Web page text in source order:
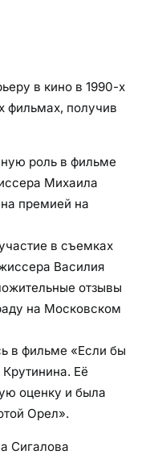
в кино в 1990-х
фильмах, получив
роль в фильме
Михаила
премией на
в съемках
Василия
отзывы
на Московском
в фильме «Если бы
Её
оценку и была
Орел».
Сигалова